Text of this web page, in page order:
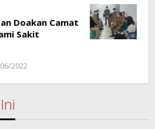
Doakan Camat
Sakit
2022